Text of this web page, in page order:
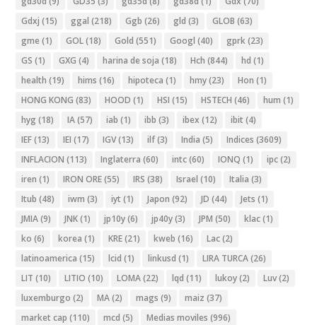
Gdxj (15) ggal (218) Ggb (26) gld (3) GLOB (63)
gme (1) GOL(18) Gold (551) Googl (40) gprk(23)
GS (1) GXG (4) harina de soja (18) Hch (844) hd (1)
health (19) hims (16) hipoteca (1) hmy(23) Hon (1)
HONG KONG (83) HOOD (1) HSI (15) HSTECH (46) hum (1)
hyg (18) IA(57) iab (1) ibb (3) ibex (12) ibit (4)
IEF(13) IEI (17) IGV(13) ilf(3) India (5) Indices (3609)
INFLACION (113) Inglaterra (60) intc(60) IONQ (1) ipc(2)
iren (1) IRON ORE(55) IRS (38) Israel (10) Italia (3)
Itub (48) iwm (3) iyt (1) Japon (92) JD (44) Jets (1)
JMIA(9) JNK(1) jp10y(6) jp40y(3) JPM (50) klac(1)
ko (6) korea (1) KRE(21) kweb (16) Lac(2)
latinoamerica (15) lcid (1) linkusd (1) LIRA TURCA(26)
LIT (10) LITIO (10) LOMA(22) lqd (11) lukoy(2) Luv(2)
luxemburgo (2) MA(2) mags (9) maiz (37)
market cap (110) mcd (5) Medias moviles (996)